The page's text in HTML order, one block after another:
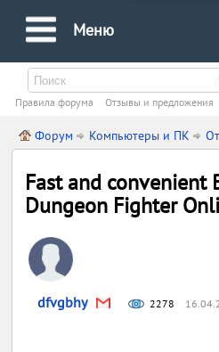
Меню
Правила форума Oтзывы и предложения
Форум Компьютеры и ПК
Fast and convenient
Dungeon Fighter
dfvgbhy 2278